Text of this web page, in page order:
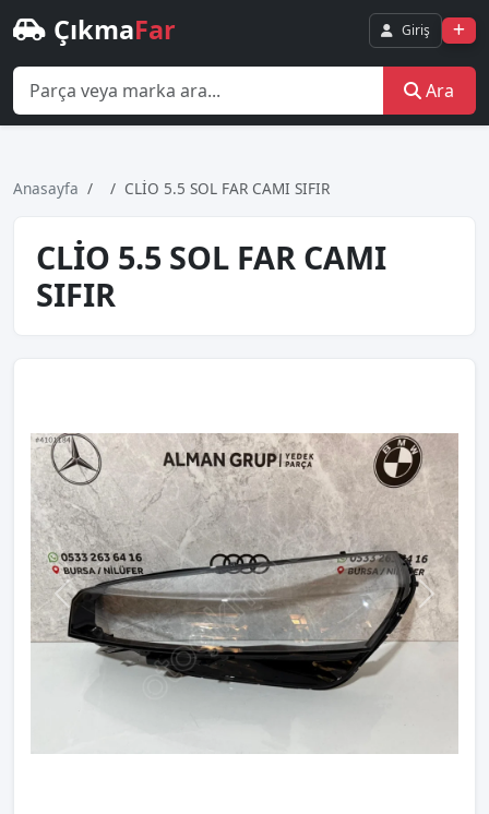
ÇıkmaFar Giriş
Ara
Anasayfa CLİO 5.5 SOL FAR CAMI SIFIR
CLİO 5.5 SOL FAR CAMI
SIFIR